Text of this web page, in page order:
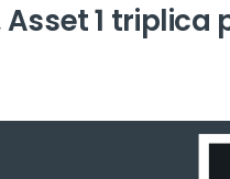
1 triplica